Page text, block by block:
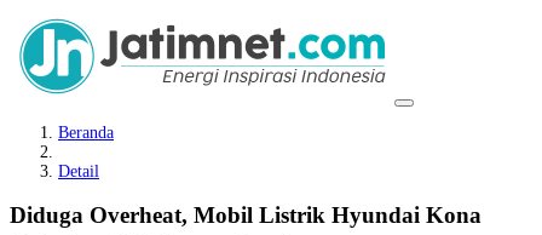
Beranda
Detail
Diduga Overheat, Mobil Listrik Hyundai Kona